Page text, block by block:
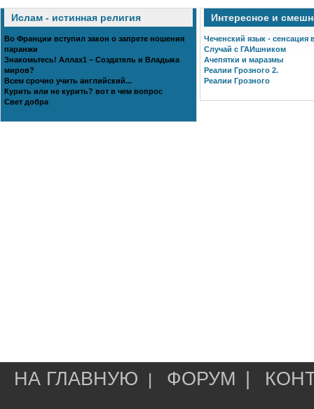
Ислам - истинная религия
Во Франции вступил закон о запрете ношения
паранжи
Знакомьтесь! Аллах1 – Создатель и Владыка
миров?
Всем срочно учить английский...
Курить или не курить? вот в чем вопрос
Свет добра
Интересное и
Чеченский язык - сенсация
Случай с ГАИшником
Ачепятки и маразмы
Реалии Грозного 2.
Реалии Грозного
НА ГЛАВНУЮ | ФОРУМ